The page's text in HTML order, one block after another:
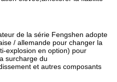
de la série Fengshen adopte
/ allemande pour changer la
explosion en option) pour
surcharge du
et autres composants